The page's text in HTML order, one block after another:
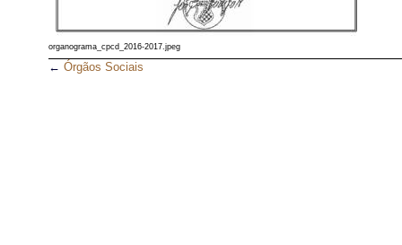
organograma_cpcd_2016-2017.jpeg
←Órgãos Sociais